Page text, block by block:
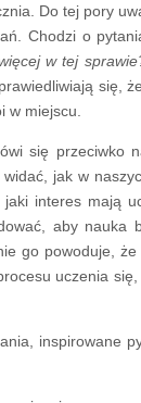
Do tej pory
Chodzi o
w tej
się,
w miejscu.
się przeciwko
jak w
interes mają
aby nauka
go powoduje,
uczenia
inspirowane